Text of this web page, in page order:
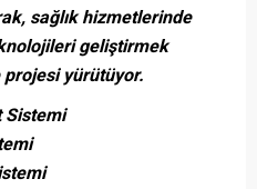
sağlık hizmetlerinde
geliştirmek
projesi yürütüyor.
Sistemi